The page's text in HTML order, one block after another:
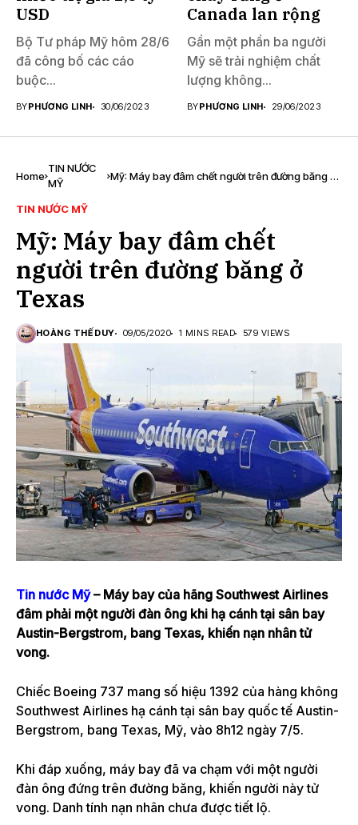
USD
Bộ Tư pháp Mỹ hôm 28/6
đã công bố các cáo
buộc...
BYPHƯƠNG LINH 30/06/2023
Canada lan rộng
Gần một phần ba người
Mỹ sẽ trải nghiệm chất
lượng không...
BYPHƯƠNG LINH 29/06/2023
Home
TIN NƯỚC
MỸ
Mỹ: Máy bay đâm chết người trên đường băng ở
TIN NƯỚC MỸ
Mỹ: Máy bay đâm chết
người trên đường băng ở
Texas
HOÀNG THẾ DUY 09/05/2020 1 MINS READ 579 VIEWS
Tin nước Mỹ– Máy bay của hãng Southwest Airlines
đâm phải một người đàn ông khi hạ cánh tại sân bay
Austin-Bergstrom, bang Texas, khiến nạn nhân tử
vong.
Chiếc Boeing 737 mang số hiệu 1392 của hàng không
Southwest Airlines hạ cánh tại sân bay quốc tế Austin-
Bergstrom, bang Texas, Mỹ, vào 8h12 ngày 7/5.
Khi đáp xuống, máy bay đã va chạm với một người
đàn ông đứng trên đường băng, khiến người này tử
vong. Danh tính nạn nhân chưa được tiết lộ.